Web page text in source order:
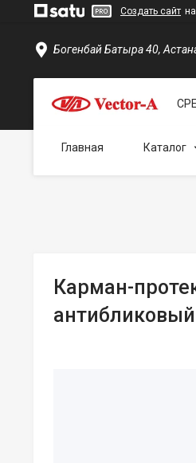
Создать сайт
Богенбай Батыра 40,
Главная Каталог
Карман-
антибликовый